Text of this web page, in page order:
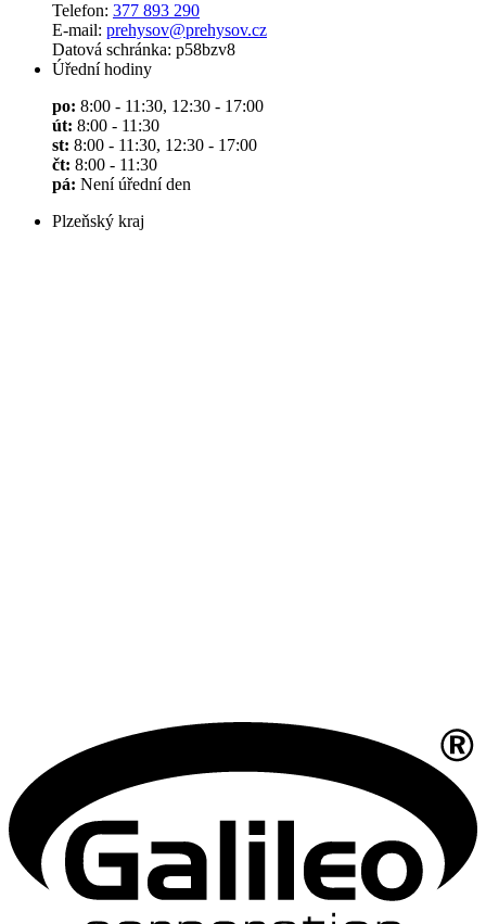
Telefon: 377 893 290
E-mail: prehysov@prehysov.cz
Datová schránka: p58bzv8
Úřední hodiny
po: 8:00 - 11:30, 12:30 - 17:00
út: 8:00 - 11:30
st: 8:00 - 11:30, 12:30 - 17:00
čt: 8:00 - 11:30
pá: Není úřední den
Plzeňský kraj